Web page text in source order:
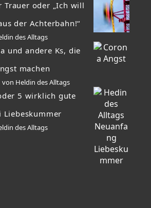
Trauer oder „Ich will
der Achterbahn!“
des Alltags
und andere Ks, die
machen
von Heldin des Alltags
5 wirklich gute
Liebeskummer
des Alltags